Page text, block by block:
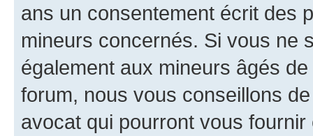
ans un consentement écrit des
mineurs concernés. Si vous ne
également aux mineurs âgés
forum, nous vous conseillons
avocat qui pourront vous